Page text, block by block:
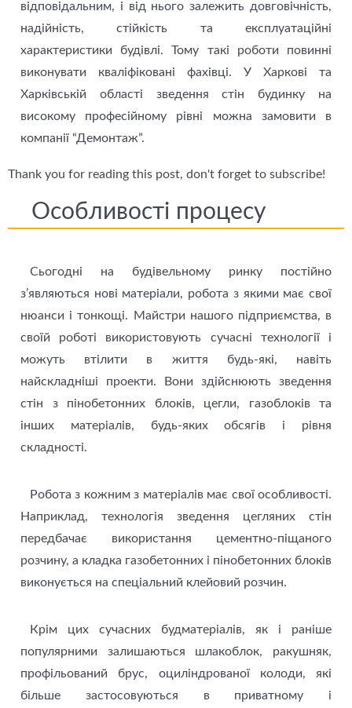
відповідальним, і від нього залежить довговічність,
надійність, стійкість та експлуатаційні
характеристики будівлі. Тому такі роботи повинні
виконувати кваліфіковані фахівці. У Харкові та
Харківській області зведення стін будинку на
високому професійному рівні можна замовити в
компанії “Демонтаж”.
Thank you for reading this post, don't forget to subscribe!
Особливості процесу
Сьогодні на будівельному ринку постійно
з’являються нові матеріали, робота з якими має свої
нюанси і тонкощі. Майстри нашого підприємства, в
своїй роботі використовують сучасні технології і
можуть втілити в життя будь-які, навіть
найскладніші проекти. Вони здійснюють зведення
стін з пінобетонних блоків, цегли, газоблоків та
інших матеріалів, будь-яких обсягів і рівня
складності.
Робота з кожним з матеріалів має свої особливості.
Наприклад, технологія зведення цегляних стін
передбачає використання цементно-піщаного
розчину, а кладка газобетонних і пінобетонних блоків
виконується на спеціальний клейовий розчин.
Крім цих сучасних будматеріалів, як і раніше
популярними залишаються шлакоблок, ракушняк,
профільований брус, оциліндрованої колоди, які
більше застосовуються в приватному і